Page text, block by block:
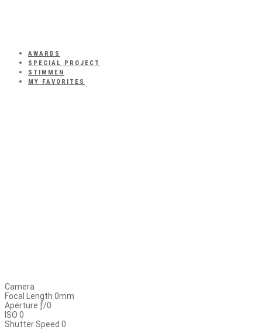
AWARDS
SPECIAL PROJECT
STIMMEN
MY FAVORITES
Camera
Focal Length 0mm
Aperture ƒ/0
ISO 0
Shutter Speed 0